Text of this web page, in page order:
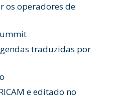
os operadores de
traduzidas por
e editado no